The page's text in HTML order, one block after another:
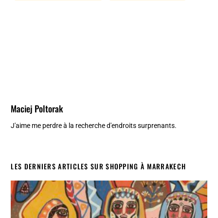
Maciej Poltorak
J'aime me perdre à la recherche d'endroits surprenants.
LES DERNIERS ARTICLES SUR SHOPPING À MARRAKECH